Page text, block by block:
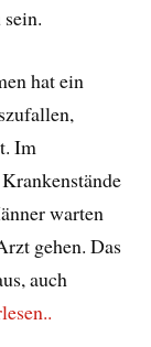
hat ein
Im
warten
gehen. Das
auch